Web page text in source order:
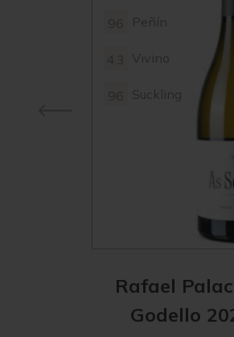
Peñín
Vivino
Suckling
Rafael
Godello